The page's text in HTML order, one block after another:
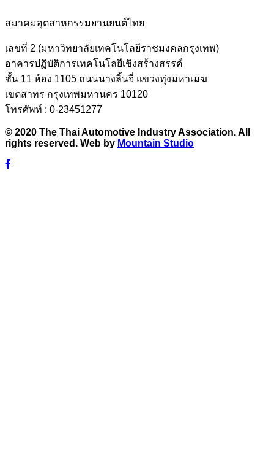
สมาคมอุตสาหกรรมยานยนต์ไทย
เลขที่ 2 (มหาวิทยาลัยเทคโนโลยีราชมงคลกรุงเทพ)
อาคารปฏิบัติการเทคโนโลยีเชิงสร้างสรรค์
ชั้น 11 ห้อง 1105 ถนนนางลิ้นจี่ แขวงทุ่งมหาเมฆ
เขตสาทร กรุงเทพมหานคร 10120
โทรศัพท์ : 0-23451277
© 2020 The Thai Automotive Industry Association. All
rights reserved. Web by Mountain Studio